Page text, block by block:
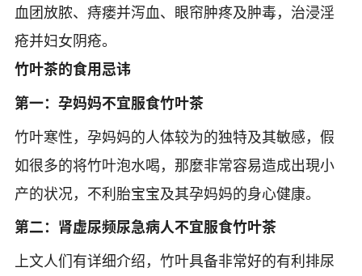
血团放脓、痔瘘并泻血、眼帘肿疼及肿毒，治浸淫
疮并妇女阴疮。
竹叶茶的食用忌讳
第一：孕妈妈不宜服食竹叶茶
竹叶寒性，孕妈妈的人体较为的独特及其敏感，假
如很多的将竹叶泡水喝，那麼非常容易造成出現小
产的状况，不利胎宝宝及其孕妈妈的身心健康。
第二：肾虚尿频尿急病人不宜服食竹叶茶
上文人们有详细介绍，竹叶具备非常好的有利排尿